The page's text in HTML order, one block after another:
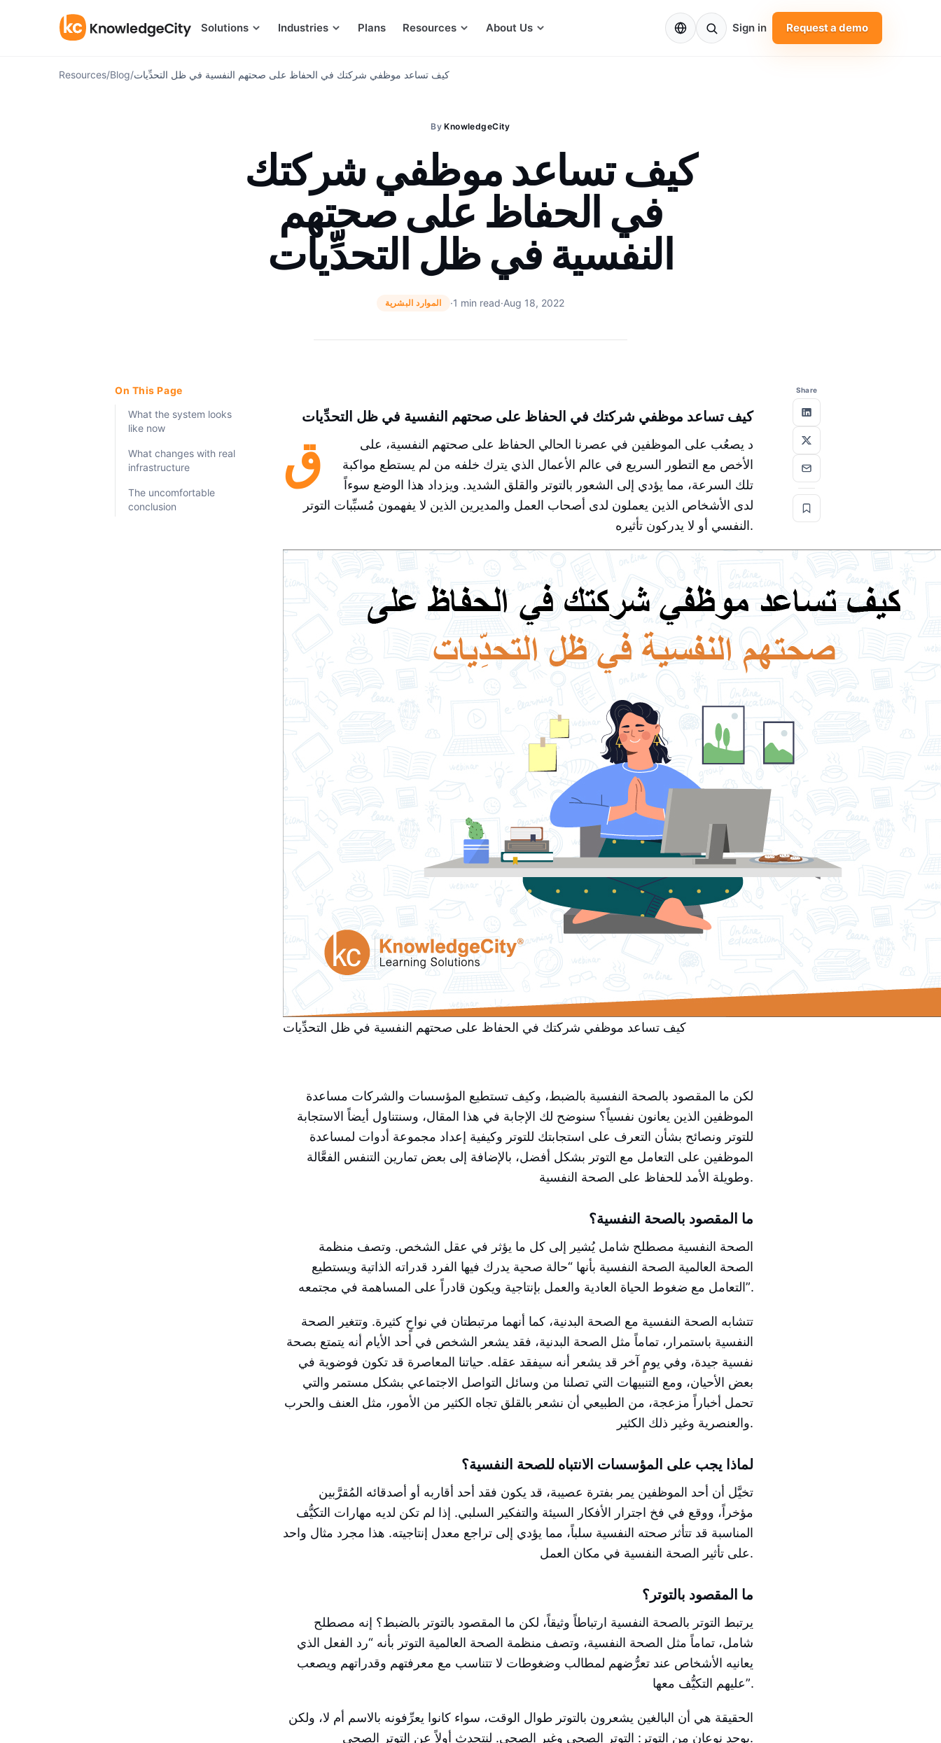
Solutions Industries Plans Resources About Us EN Sign in Request a demo
Resources/Blog/كيف تساعد موظفي شركتك في الحفاظ على صحتهم النفسية في ظل التحدِّيات
ByKnowledgeCity
كيف تساعد موظفي شركتك
في الحفاظ على صحتهم
النفسية في ظل التحدِّيات
الموارد البشرية ·1 min read·Aug 18, 2022
On This Page
What the system looks
like now
What changes with real
infrastructure
The uncomfortable
conclusion
كيف تساعد موظفي شركتك في الحفاظ على صحتهم النفسية في ظل التحدِّيات
ق
د يصعُب على الموظفين في عصرنا الحالي الحفاظ على صحتهم النفسية، على
الأخص مع التطور السريع في عالم الأعمال الذي يترك خلفه من لم يستطع مواكبة
تلك السرعة، مما يؤدي إلى الشعور بالتوتر والقلق الشديد. ويزداد هذا الوضع سوءاً
لدى الأشخاص الذين يعملون لدى أصحاب العمل والمديرين الذين لا يفهمون مُسبِّبات التوتر
النفسي أو لا يدركون تأثيره.
كيف تساعد موظفي شركتك في الحفاظ على صحتهم النفسية في ظل التحدِّيات
لكن ما المقصود بالصحة النفسية بالضبط، وكيف تستطيع المؤسسات والشركات مساعدة
الموظفين الذين يعانون نفسياً؟ سنوضح لك الإجابة في هذا المقال، وسنتناول أيضاً الاستجابة
للتوتر ونصائح بشأن التعرف على استجابتك للتوتر وكيفية إعداد مجموعة أدوات لمساعدة
الموظفين على التعامل مع التوتر بشكل أفضل، بالإضافة إلى بعض تمارين التنفس الفعَّالة
وطويلة الأمد للحفاظ على الصحة النفسية.
ما المقصود بالصحة النفسية؟
الصحة النفسية مصطلح شامل يُشير إلى كل ما يؤثر في عقل الشخص. وتصف منظمة
الصحة العالمية الصحة النفسية بأنها “حالة صحية يدرك فيها الفرد قدراته الذاتية ويستطيع
التعامل مع ضغوط الحياة العادية والعمل بإنتاجية ويكون قادراً على المساهمة في مجتمعه”.
تتشابه الصحة النفسية مع الصحة البدنية، كما أنهما مرتبطتان في نواحٍ كثيرة. وتتغير الصحة
النفسية باستمرار، تماماً مثل الصحة البدنية، فقد يشعر الشخص في أحد الأيام أنه يتمتع بصحة
نفسية جيدة، وفي يومٍ آخر قد يشعر أنه سيفقد عقله. حياتنا المعاصرة قد تكون فوضوية في
بعض الأحيان، ومع التنبيهات التي تصلنا من وسائل التواصل الاجتماعي بشكل مستمر والتي
تحمل أخباراً مزعجة، من الطبيعي أن نشعر بالقلق تجاه الكثير من الأمور، مثل العنف والحرب
والعنصرية وغير ذلك الكثير.
لماذا يجب على المؤسسات الانتباه للصحة النفسية؟
تخيَّل أن أحد الموظفين يمر بفترة عصيبة، قد يكون فقد أحد أقاربه أو أصدقائه المُقرَّبين
مؤخراً، ووقع في فخ اجترار الأفكار السيئة والتفكير السلبي. إذا لم تكن لديه مهارات التكيُّف
المناسبة قد تتأثر صحته النفسية سلباً، مما يؤدي إلى تراجع معدل إنتاجيته. هذا مجرد مثال واحد
على تأثير الصحة النفسية في مكان العمل.
ما المقصود بالتوتر؟
يرتبط التوتر بالصحة النفسية ارتباطاً وثيقاً، لكن ما المقصود بالتوتر بالضبط؟ إنه مصطلح
شامل، تماماً مثل الصحة النفسية، وتصف منظمة الصحة العالمية التوتر بأنه “رد الفعل الذي
يعانيه الأشخاص عند تعرُّضهم لمطالب وضغوطات لا تتناسب مع معرفتهم وقدراتهم ويصعب
عليهم التكيُّف معها”.
الحقيقة هي أن البالغين يشعرون بالتوتر طوال الوقت، سواء كانوا يعرِّفونه بالاسم أم لا، ولكن
يوجد نوعان من التوتر: التوتر الصحي وغير الصحي. لنتحدث أولاً عن التوتر الصحي.
Share